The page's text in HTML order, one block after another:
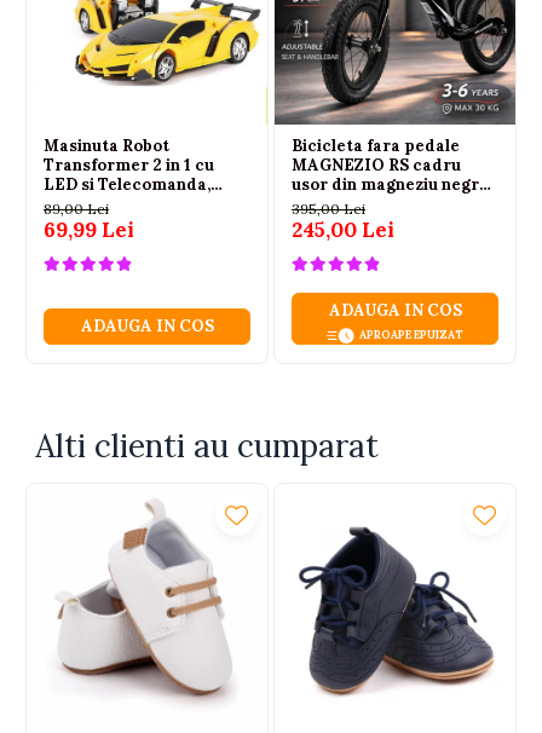
Masinuta Robot
Transformer 2 in 1 cu
LED si Telecomanda,
Scara 1:18, Galbena, 6 ani+
89,00 Lei
69,99 Lei
ADAUGA IN COS
Bicicleta fara pedale
MAGNEZIO RS cadru
usor din magneziu negru
3-6 ani
395,00 Lei
245,00 Lei
ADAUGA IN COS
APROAPE EPUIZAT
Alti clienti au cumparat